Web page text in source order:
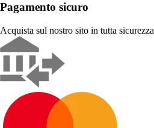
Pagamento sicuro
Acquista sul nostro sito in tutta sicurezza